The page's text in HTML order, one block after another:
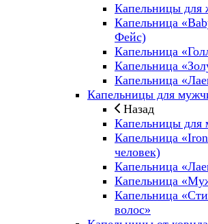
Капельницы для
Капельница
Фейс)
Капельница
Капельница
Капельница
Капельницы для
Назад
Капельницы для
Капельница
человек)
Капельница
Капельница
Капельница
волос»